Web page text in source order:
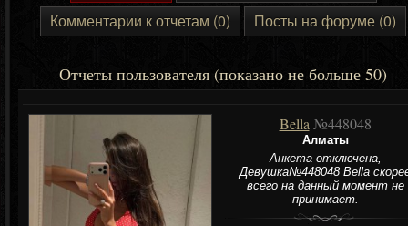
Комментарии к отчетам (0)
Посты на форуме (0)
Отчеты пользователя (показано не больше 50)
Bella №448048
Алматы
Анкета отключена,
Девушка№448048 Bella
всего на данный момент не
принимает.